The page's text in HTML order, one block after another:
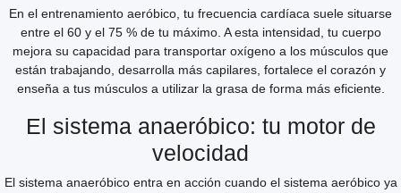
En el entrenamiento aeróbico, tu frecuencia cardíaca suele situarse
entre el 60 y el 75 % de tu máximo. A esta intensidad, tu cuerpo
mejora su capacidad para transportar oxígeno a los músculos que
están trabajando, desarrolla más capilares, fortalece el corazón y
enseña a tus músculos a utilizar la grasa de forma más eficiente.
El sistema anaeróbico: tu motor de
velocidad
El sistema anaeróbico entra en acción cuando el sistema aeróbico ya